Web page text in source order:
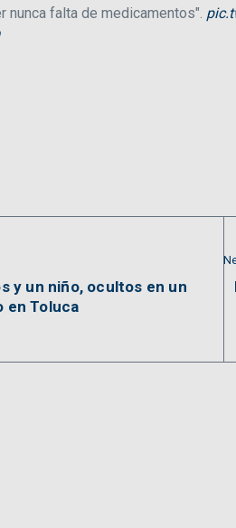
nunca falta de medicamentos".
y un niño, ocultos en un
en Toluca